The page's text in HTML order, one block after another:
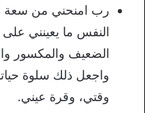
رب امنحني من سعة
النفس ما يعينني
الضعيف والمكسور
واجعل ذلك سلوة
وقتي، وقرة عيني.